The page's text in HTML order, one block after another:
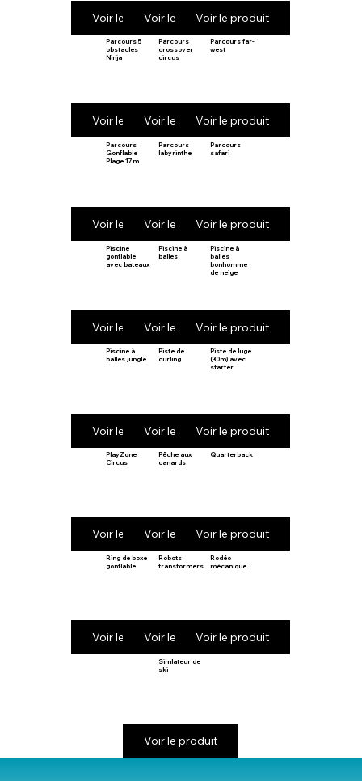
Voir le produitVoir le produitVoir le produit
Parcours 5
obstacles
Ninja
Voir le produit
Parcours
crossover
circus
Voir le produit
Parcours far-
west
Voir le produit
Parcours
Gonflable
Plage 17m
Voir le produit
Parcours
labyrinthe
Voir le produit
Parcours
safari
Voir le produit
Piscine
gonflable
avec bateaux
Voir le produit
Piscine à
balles
Voir le produit
Piscine à
balles
bonhomme
de neige
Voir le produit
Piscine à
balles jungle
Voir le produit
Piste de
curling
Voir le produit
Piste de luge
(30m) avec
starter
Voir le produit
PlayZone
Circus
Voir le produit
Pêche aux
canards
Voir le produit
Quarterback
Voir le produit
Ring de boxe
gonflable
Voir le produit
Robots
transformers
Voir le produit
Rodéo
mécanique
Voir le produit
Simlateur de
ski
Voir le produit